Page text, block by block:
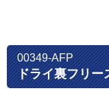
00349-AFP
ドライ裏フリー